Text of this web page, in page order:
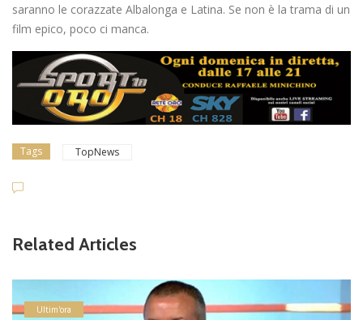
saranno le corazzate Albalonga e Latina. Se non è la trama di un
film epico, poco ci manca.
Tags TopNews
Related Articles
Ultim'ora